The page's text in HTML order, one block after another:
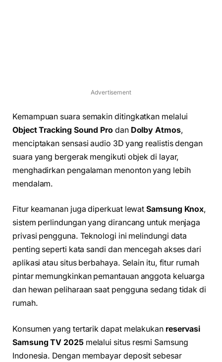
Advertisement
Kemampuan suara semakin ditingkatkan melalui
Object Tracking Sound Pro dan Dolby Atmos,
menciptakan sensasi audio 3D yang realistis dengan
suara yang bergerak mengikuti objek di layar,
menghadirkan pengalaman menonton yang lebih
mendalam.
Fitur keamanan juga diperkuat lewatSamsung Knox,
sistem perlindungan yang dirancang untuk menjaga
privasi pengguna. Teknologi ini melindungi data
penting seperti kata sandi dan mencegah akses dari
aplikasi atau situs berbahaya. Selain itu, fitur rumah
pintar memungkinkan pemantauan anggota keluarga
dan hewan peliharaan saat pengguna sedang tidak di
rumah.
Konsumen yang tertarik dapat melakukan reservasi
Samsung TV 2025melalui situs resmi Samsung
Indonesia. Dengan membayar deposit sebesar